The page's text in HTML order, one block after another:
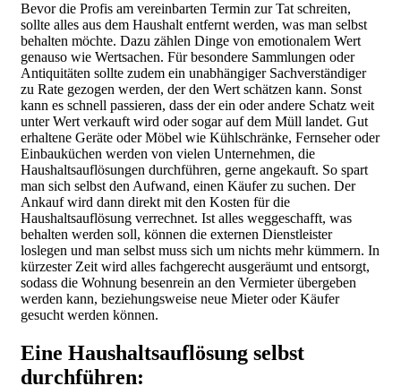
Bevor die Profis am vereinbarten Termin zur Tat schreiten,
sollte alles aus dem Haushalt entfernt werden, was man selbst
behalten möchte. Dazu zählen Dinge von emotionalem Wert
genauso wie Wertsachen. Für besondere Sammlungen oder
Antiquitäten sollte zudem ein unabhängiger Sachverständiger
zu Rate gezogen werden, der den Wert schätzen kann. Sonst
kann es schnell passieren, dass der ein oder andere Schatz weit
unter Wert verkauft wird oder sogar auf dem Müll landet. Gut
erhaltene Geräte oder Möbel wie Kühlschränke, Fernseher oder
Einbauküchen werden von vielen Unternehmen, die
Haushaltsauflösungen durchführen, gerne angekauft. So spart
man sich selbst den Aufwand, einen Käufer zu suchen. Der
Ankauf wird dann direkt mit den Kosten für die
Haushaltsauflösung verrechnet. Ist alles weggeschafft, was
behalten werden soll, können die externen Dienstleister
loslegen und man selbst muss sich um nichts mehr kümmern. In
kürzester Zeit wird alles fachgerecht ausgeräumt und entsorgt,
sodass die Wohnung besenrein an den Vermieter übergeben
werden kann, beziehungsweise neue Mieter oder Käufer
gesucht werden können.
Eine Haushaltsauflösung selbst
durchführen: